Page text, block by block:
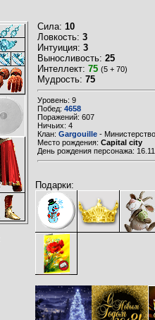
Сила: 10
Ловкость: 3
Интуиция: 3
Выносливость: 25
Интеллект: 75 (5 + 70)
Мудрость: 75
Уровень: 9
Побед: 4658
Поражений: 607
Ничьих: 4
Клан: Gargouille -
Место рождения: Capital city
День рождения персонажа:
Подарки: